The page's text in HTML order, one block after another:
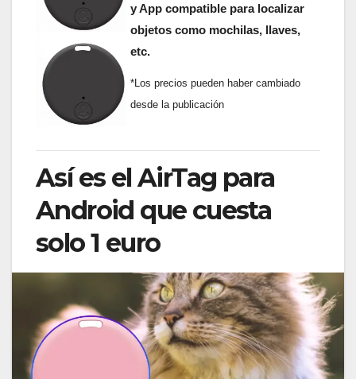
y App compatible para localizar
objetos como mochilas, llaves,
etc.
*Los precios pueden haber cambiado
desde la publicación
Así es el AirTag para
Android que cuesta
solo 1 euro